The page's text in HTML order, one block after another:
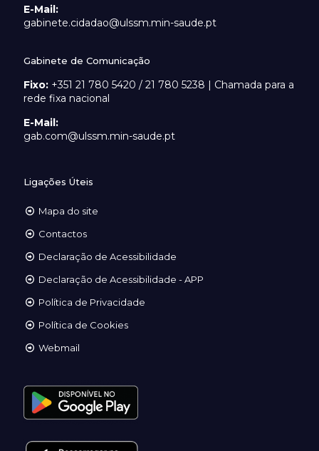
E-Mail:
gabinete.cidadao@ulssm.min-saude.pt
Gabinete de Comunicação
Fixo: +351 21 780 5420 / 21 780 5238 | Chamada para a
rede fixa nacional
E-Mail:
gab.com@ulssm.min-saude.pt
Ligações Úteis
Mapa do site
Contactos
Declaração de Acessibilidade
Declaração de Acessibilidade - APP
Política de Privacidade
Política de Cookies
Webmail